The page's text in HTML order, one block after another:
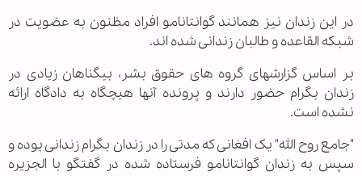
در این زندان نیز همانند گوانتانامو افراد مظنون به عضویت در
شبکه القاعده و طالبان زندانی شده اند.
بر اساس گزارشهای گروه های حقوق بشر، بیگناهان زیادی در
زندان بگرام حضور دارند و پرونده آنها هیچگاه به دادگاه ارائه
نشده است.
"جامع روح الله" یک افغانی که مدتی را در زندان بگرام زندانی بوده و
سپس به زندان گوانتانامو فرستاده شده در گفتگو با الجزیره